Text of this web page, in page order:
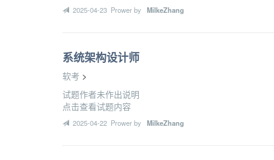
2025-04-23 Prower by MilkeZhang
系统架构设计师
软考 >
试题作者未作出说明
点击查看试题内容
2025-04-22 Prower by MilkeZhang